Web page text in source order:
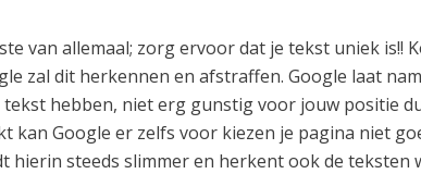
van allemaal; zorg ervoor dat je tekst uniek is!!
zal dit herkennen en afstraffen. Google laat
tekst hebben, niet erg gunstig voor jouw positie
kan Google er zelfs voor kiezen je pagina niet
hierin steeds slimmer en herkent ook de teksten